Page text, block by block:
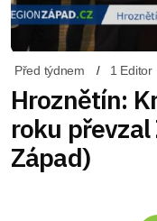
Před týdnem 1 Editor
Hroznětín:
roku
Západ)